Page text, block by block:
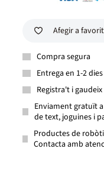
Afegir a
Compra segura
Entrega en 1-2
Registra't i
Enviament gratuït
de text, joguines i
Productes de
Contacta amb